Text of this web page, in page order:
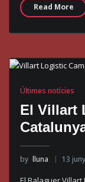
Read More
Últimes notícies
El Villart
by lluna 13